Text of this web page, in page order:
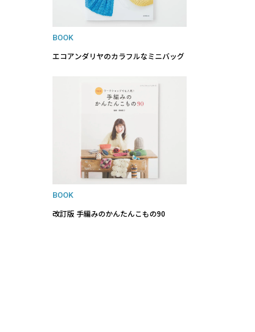
BOOK
エコアンダリヤのカラフルなミニバッグ
BOOK
改訂版 手編みのかんたんこもの90